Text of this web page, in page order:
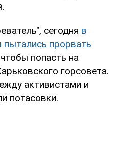
сегодня в
пытались прорвать
попасть на
горсовета.
активистами и
потасовки.